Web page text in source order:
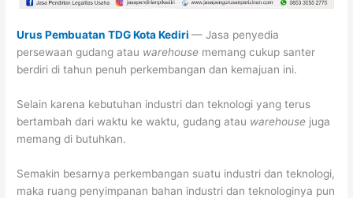
Urus Pembuatan TDG Kota Kediri— Jasa penyedia
persewaan gudang atau warehouse memang cukup santer
berdiri di tahun penuh perkembangan dan kemajuan ini.
Selain karena kebutuhan industri dan teknologi yang terus
bertambah dari waktu ke waktu, gudang atau warehouse juga
memang di butuhkan.
Semakin besarnya perkembangan suatu industri dan teknologi,
maka ruang penyimpanan bahan industri dan teknologinya pun